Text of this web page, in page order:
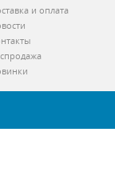
и оплата